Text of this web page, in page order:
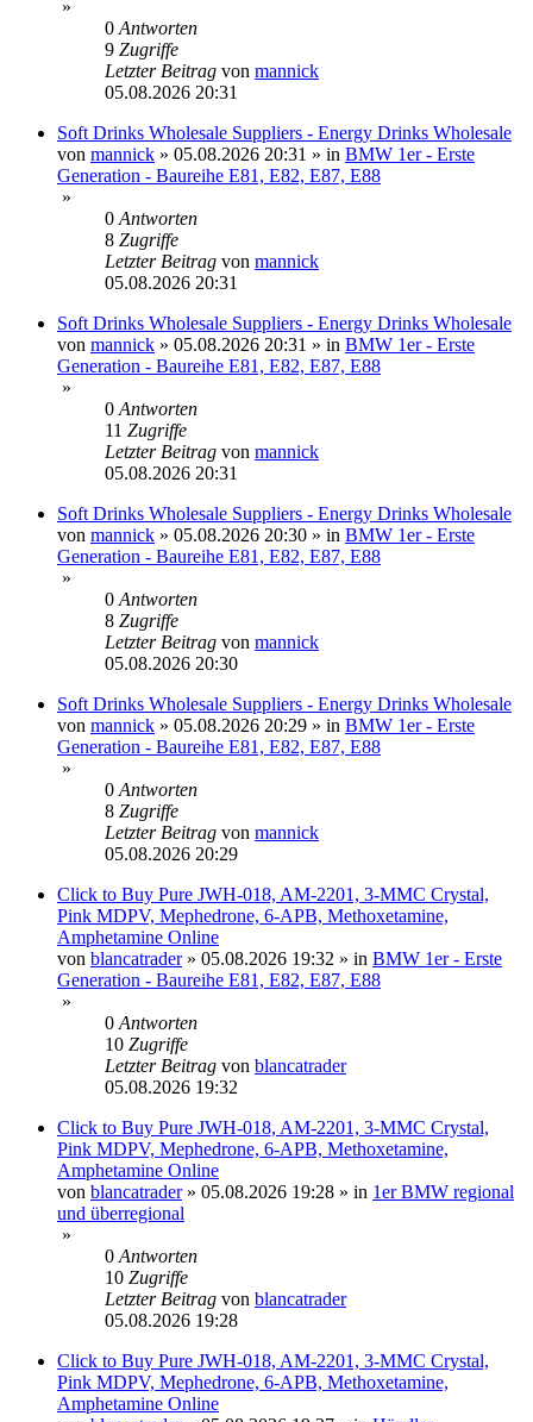
»
0 Antworten
9 Zugriffe
Letzter Beitrag von mannick
05.08.2026 20:31
Soft Drinks Wholesale Suppliers - Energy Drinks Wholesale
von mannick » 05.08.2026 20:31 » in BMW 1er - Erste
Generation - Baureihe E81, E82, E87, E88
»
0 Antworten
8 Zugriffe
Letzter Beitrag von mannick
05.08.2026 20:31
Soft Drinks Wholesale Suppliers - Energy Drinks Wholesale
von mannick » 05.08.2026 20:31 » in BMW 1er - Erste
Generation - Baureihe E81, E82, E87, E88
»
0 Antworten
11 Zugriffe
Letzter Beitrag von mannick
05.08.2026 20:31
Soft Drinks Wholesale Suppliers - Energy Drinks Wholesale
von mannick » 05.08.2026 20:30 » in BMW 1er - Erste
Generation - Baureihe E81, E82, E87, E88
»
0 Antworten
8 Zugriffe
Letzter Beitrag von mannick
05.08.2026 20:30
Soft Drinks Wholesale Suppliers - Energy Drinks Wholesale
von mannick » 05.08.2026 20:29 » in BMW 1er - Erste
Generation - Baureihe E81, E82, E87, E88
»
0 Antworten
8 Zugriffe
Letzter Beitrag von mannick
05.08.2026 20:29
Click to Buy Pure JWH-018, AM-2201, 3-MMC Crystal,
Pink MDPV, Mephedrone, 6-APB, Methoxetamine,
Amphetamine Online
von blancatrader» 05.08.2026 19:32 » in BMW 1er - Erste
Generation - Baureihe E81, E82, E87, E88
»
0 Antworten
10 Zugriffe
Letzter Beitrag von blancatrader
05.08.2026 19:32
Click to Buy Pure JWH-018, AM-2201, 3-MMC Crystal,
Pink MDPV, Mephedrone, 6-APB, Methoxetamine,
Amphetamine Online
von blancatrader» 05.08.2026 19:28 » in 1er BMW regional
und überregional
»
0 Antworten
10 Zugriffe
Letzter Beitrag von blancatrader
05.08.2026 19:28
Click to Buy Pure JWH-018, AM-2201, 3-MMC Crystal,
Pink MDPV, Mephedrone, 6-APB, Methoxetamine,
Amphetamine Online